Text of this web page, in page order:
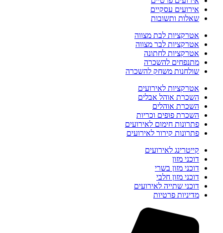
אירועים עסקיים
שאלות ותשובות
אטרקציות לבת מצווה
אטרקציות לבר מצווה
אטרקציות לחתונה
מתנפחים להשכרה
שולחנות משחק להשכרה
אטרקציות לאירועים
השכרת אוהל אבלים
השכרת אוהלים
השכרת פופים וכריות
פתרונות חימום לאירועים
פתרונות קירור לאירועים
קייטרינג לאירועים
דוכני מזון
דוכני מזון בשרי
דוכני מזון חלבי
דוכני שתייה לאירועים
מדיניות פרטיות